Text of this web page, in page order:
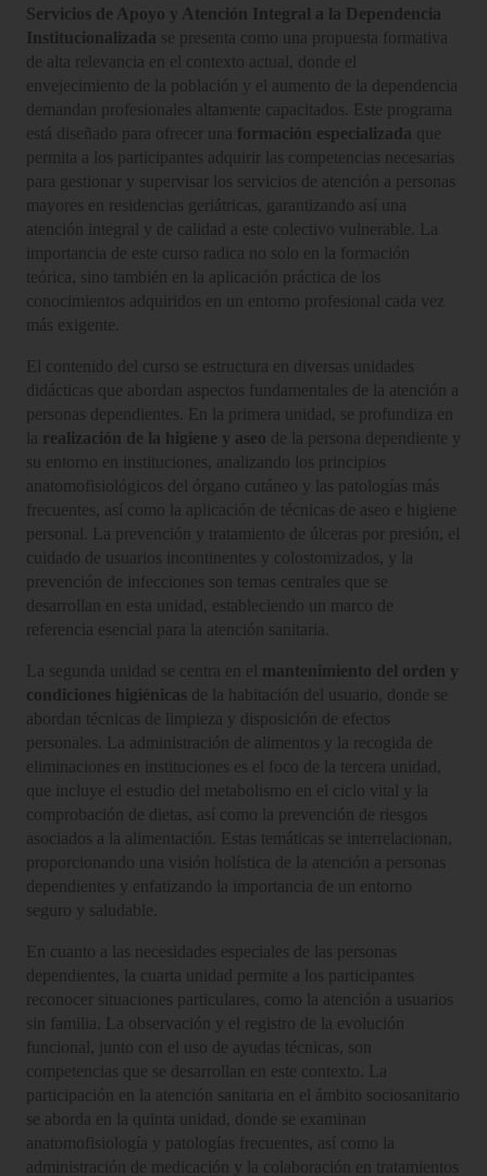
Servicios de Apoyo y Atención Integral a la Dependencia
Institucionalizada se presenta como una propuesta formativa
de alta relevancia en el contexto actual, donde el
envejecimiento de la población y el aumento de la dependencia
demandan profesionales altamente capacitados. Este programa
está diseñado para ofrecer una formación especializada que
permita a los participantes adquirir las competencias necesarias
para gestionar y supervisar los servicios de atención a personas
mayores en residencias geriátricas, garantizando así una
atención integral y de calidad a este colectivo vulnerable. La
importancia de este curso radica no solo en la formación
teórica, sino también en la aplicación práctica de los
conocimientos adquiridos en un entorno profesional cada vez
más exigente.
El contenido del curso se estructura en diversas unidades
didácticas que abordan aspectos fundamentales de la atención a
personas dependientes. En la primera unidad, se profundiza en
la realización de la higiene y aseo de la persona dependiente y
su entorno en instituciones, analizando los principios
anatomofisiológicos del órgano cutáneo y las patologías más
frecuentes, así como la aplicación de técnicas de aseo e higiene
personal. La prevención y tratamiento de úlceras por presión, el
cuidado de usuarios incontinentes y colostomizados, y la
prevención de infecciones son temas centrales que se
desarrollan en esta unidad, estableciendo un marco de
referencia esencial para la atención sanitaria.
La segunda unidad se centra en el mantenimiento del orden y
condiciones higiénicas de la habitación del usuario, donde se
abordan técnicas de limpieza y disposición de efectos
personales. La administración de alimentos y la recogida de
eliminaciones en instituciones es el foco de la tercera unidad,
que incluye el estudio del metabolismo en el ciclo vital y la
comprobación de dietas, así como la prevención de riesgos
asociados a la alimentación. Estas temáticas se interrelacionan,
proporcionando una visión holística de la atención a personas
dependientes y enfatizando la importancia de un entorno
seguro y saludable.
En cuanto a las necesidades especiales de las personas
dependientes, la cuarta unidad permite a los participantes
reconocer situaciones particulares, como la atención a usuarios
sin familia. La observación y el registro de la evolución
funcional, junto con el uso de ayudas técnicas, son
competencias que se desarrollan en este contexto. La
participación en la atención sanitaria en el ámbito sociosanitario
se aborda en la quinta unidad, donde se examinan
anatomofisiología y patologías frecuentes, así como la
administración de medicación y la colaboración en tratamientos